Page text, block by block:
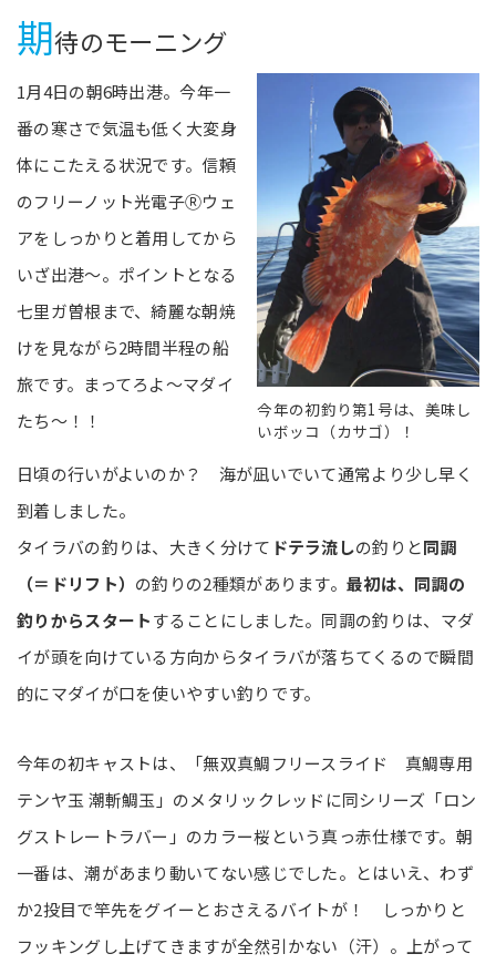
期待のモーニング
今年の初釣り第1号は、美味し
いボッコ（カサゴ）！
1月4日の朝6時出港。今年一
番の寒さで気温も低く大変身
体にこたえる状況です。信頼
のフリーノット光電子Ⓡウェ
アをしっかりと着用してから
いざ出港～。ポイントとなる
七里ガ曽根まで、綺麗な朝焼
けを見ながら2時間半程の船
旅です。まってろよ～マダイ
たち～！！
日頃の行いがよいのか？ 海が凪いでいて通常より少し早く
到着しました。
タイラバの釣りは、大きく分けて ドテラ流しの釣りと同調
（＝ドリフト） の釣りの2種類があります。最初は、同調の
釣りからスタートすることにしました。同調の釣りは、マダ
イが頭を向けている方向からタイラバが落ちてくるので瞬間
的にマダイが口を使いやすい釣りです。
今年の初キャストは、「無双真鯛フリースライド 真鯛専用
テンヤ玉 潮斬鯛玉」のメタリックレッドに同シリーズ「ロン
グストレートラバー」のカラー桜という真っ赤仕様です。朝
一番は、潮があまり動いてない感じでした。とはいえ、わず
か2投目で竿先をグイーとおさえるバイトが！ しっかりと
フッキングし上げてきますが全然引かない（汗）。上がって